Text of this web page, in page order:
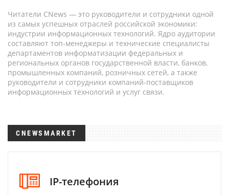
Читатели CNews — это руководители и сотрудники одной
из самых успешных отраслей российской экономики:
индустрии информационных технологий. Ядро аудитории
составляют топ-менеджеры и технические специалисты
департаментов информатизации федеральных и
региональных органов государственной власти, банков,
промышленных компаний, розничных сетей, а также
руководители и сотрудники компаний-поставщиков
информационных технологий и услуг связи.
CNEWSMARKET
IP-телефония